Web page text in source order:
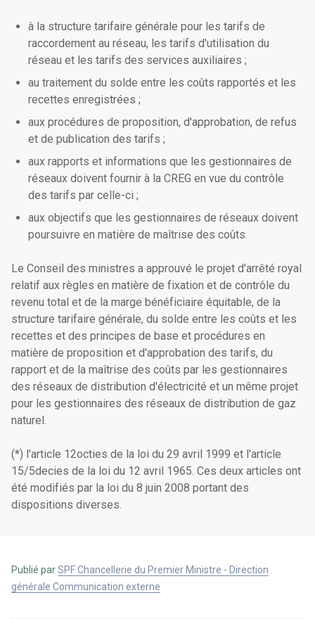
à la structure tarifaire générale pour les tarifs de
raccordement au réseau, les tarifs d'utilisation du
réseau et les tarifs des services auxiliaires ;
au traitement du solde entre les coûts rapportés et les
recettes enregistrées ;
aux procédures de proposition, d'approbation, de refus
et de publication des tarifs ;
aux rapports et informations que les gestionnaires de
réseaux doivent fournir à la CREG en vue du contrôle
des tarifs par celle-ci ;
aux objectifs que les gestionnaires de réseaux doivent
poursuivre en matière de maîtrise des coûts.
Le Conseil des ministres a approuvé le projet d'arrêté royal
relatif aux règles en matière de fixation et de contrôle du
revenu total et de la marge bénéficiaire équitable, de la
structure tarifaire générale, du solde entre les coûts et les
recettes et des principes de base et procédures en
matière de proposition et d'approbation des tarifs, du
rapport et de la maîtrise des coûts par les gestionnaires
des réseaux de distribution d'électricité et un même projet
pour les gestionnaires des réseaux de distribution de gaz
naturel.
(*) l'article 12octies de la loi du 29 avril 1999 et l'article
15/5decies de la loi du 12 avril 1965. Ces deux articles ont
été modifiés par la loi du 8 juin 2008 portant des
dispositions diverses.
Publié parSPF Chancellerie du Premier Ministre - Direction
générale Communication externe